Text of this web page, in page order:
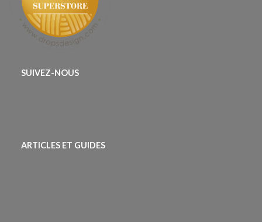
SUIVEZ-NOUS
ARTICLES ET GUIDES